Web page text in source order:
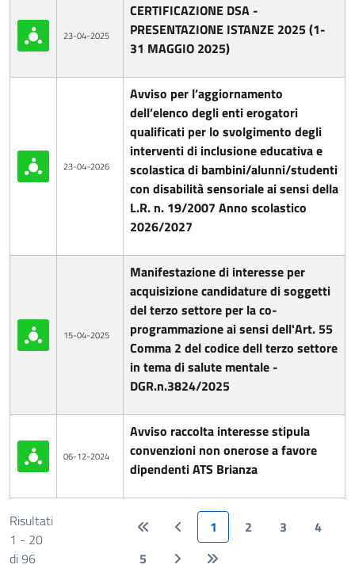
23-04-2025
CERTIFICAZIONE DSA -
PRESENTAZIONE ISTANZE 2025 (1-
31 MAGGIO 2025)
23-04-2026
Avviso per l’aggiornamento
dell’elenco degli enti erogatori
qualificati per lo svolgimento degli
interventi di inclusione educativa e
scolastica di bambini/alunni/studenti
con disabilità sensoriale ai sensi della
L.R. n. 19/2007 Anno scolastico
2026/2027
15-04-2025
Manifestazione di interesse per
acquisizione candidature di soggetti
del terzo settore per la co-
programmazione ai sensi dell'Art. 55
Comma 2 del codice dell terzo settore
in tema di salute mentale -
DGR.n.3824/2025
06-12-2024
Avviso raccolta interesse stipula
convenzioni non onerose a favore
dipendenti ATS Brianza
Risultati
1 - 20
di 96
1 2 3
4
5